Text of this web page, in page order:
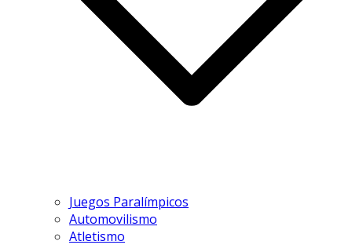
Juegos Paralímpicos
Automovilismo
Atletismo